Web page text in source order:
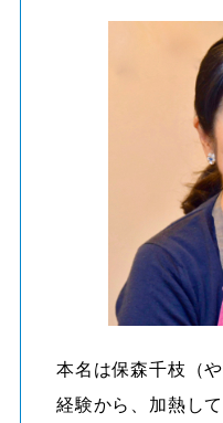
本名は保森千枝（
経験から、加熱し